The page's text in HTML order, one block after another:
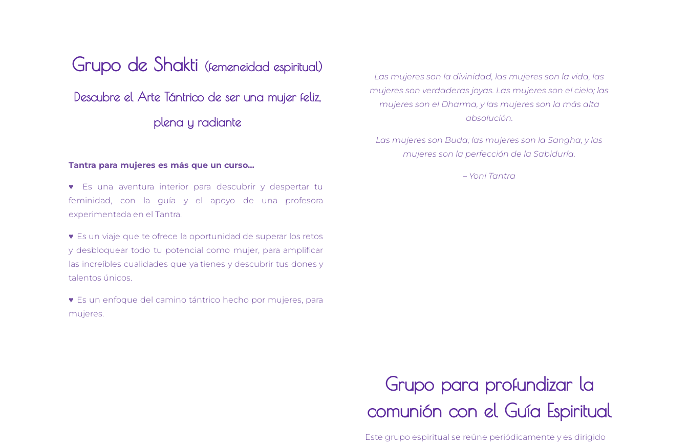
Grupo de Shakti (femeneidad espiritual)
Descubre el Arte Tántrico de ser una mujer feliz,
plena y radiante
Tantra para mujeres es más que un curso…
♥ Es una aventura interior para descubrir y despertar tu
feminidad, con la guía y el apoyo de una profesora
experimentada en el Tantra.
♥ Es un viaje que te ofrece la oportunidad de superar los retos
y desbloquear todo tu potencial como mujer, para amplificar
las increíbles cualidades que ya tienes y descubrir tus dones y
talentos únicos.
♥ Es un enfoque del camino tántrico hecho por mujeres, para
mujeres.
Las mujeres son la divinidad, las mujeres son la vida, las
mujeres son verdaderas joyas. Las mujeres son el cielo; las
mujeres son el Dharma, y las mujeres son la más alta
absolución.
Las mujeres son Buda; las mujeres son la Sangha, y las
mujeres son la perfección de la Sabiduría.
– Yoni Tantra
Grupo para profundizar la
comunión con el Guía Espiritual
Este grupo espiritual se reúne periódicamente y es dirigido